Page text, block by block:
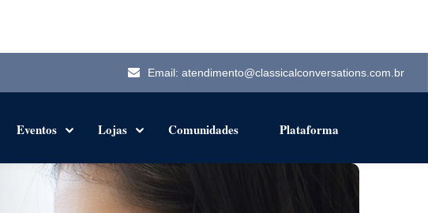
Email: atendimento@classicalconversations.com.br
Eventos Lojas Comunidades Plataforma